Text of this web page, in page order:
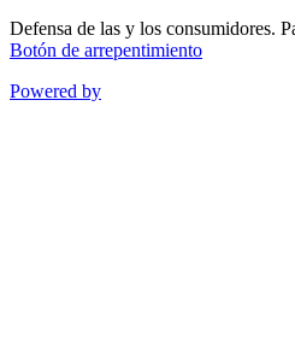
Defensa de las y los consumidores.
Botón de arrepentimiento
Powered by